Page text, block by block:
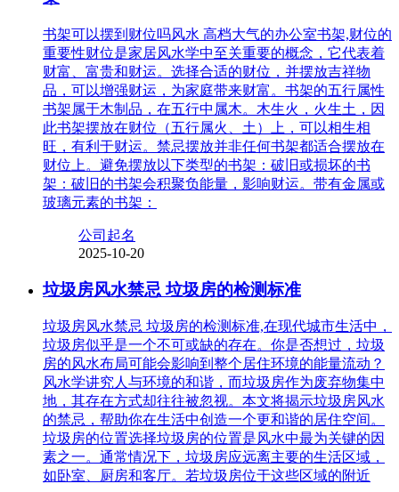
书架可以摆到财位吗风水 高档大气的办公室书架,财位的
重要性财位是家居风水学中至关重要的概念，它代表着
财富、富贵和财运。选择合适的财位，并摆放吉祥物
品，可以增强财运，为家庭带来财富。书架的五行属性
书架属于木制品，在五行中属木。木生火，火生土，因
此书架摆放在财位（五行属火、土）上，可以相生相
旺，有利于财运。禁忌摆放并非任何书架都适合摆放在
财位上。避免摆放以下类型的书架：破旧或损坏的书
架：破旧的书架会积聚负能量，影响财运。带有金属或
玻璃元素的书架：
公司起名
2025-10-20
垃圾房风水禁忌 垃圾房的检测标准
垃圾房风水禁忌 垃圾房的检测标准,在现代城市生活中，
垃圾房似乎是一个不可或缺的存在。你是否想过，垃圾
房的风水布局可能会影响到整个居住环境的能量流动？
风水学讲究人与环境的和谐，而垃圾房作为废弃物集中
地，其存在方式却往往被忽视。本文将揭示垃圾房风水
的禁忌，帮助你在生活中创造一个更和谐的居住空间。
垃圾房的位置选择垃圾房的位置是风水中最为关键的因
素之一。通常情况下，垃圾房应远离主要的生活区域，
如卧室、厨房和客厅。若垃圾房位于这些区域的附近